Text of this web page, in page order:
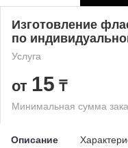
Изготовление
по
Услуга
от 15 ₸
Минимальная сумма
Описание